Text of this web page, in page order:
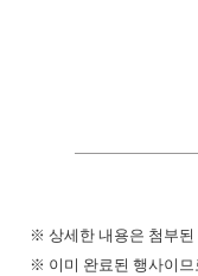
※ 상세한 내용은 첨부된
※ 이미 완료된 행사이므